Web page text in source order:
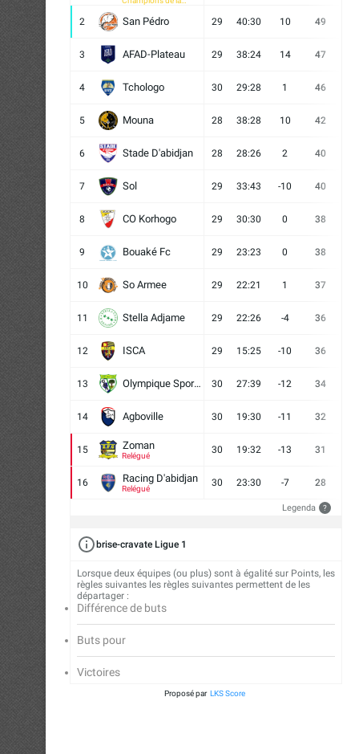
2 San Pédro 29 40:30 10 49
3 AFAD-Plateau 29 38:24 14 47
4 Tchologo 30 29:28 1 46
5 Mouna 28 38:28 10 42
6 Stade D'abidjan 28 28:26 2 40
7 Sol 29 33:43 -10 40
8 CO Korhogo 29 30:30 0 38
9 Bouaké Fc 29 23:23 0 38
10 So Armee 29 22:21 1 37
11 Stella Adjame 29 22:26 -4 36
12 ISCA 29 15:25 -10 36
13 Olympique Sport d'Abobo FC 30 27:39 -12 34
14 Agboville 30 19:30 -11 32
15 Zoman
Relégué
30 19:32 -13 31
16 Racing D'abidjan
Relégué
30 23:30 -7 28
Legenda ?
brise-cravate Ligue 1
Lorsque deux équipes (ou plus) sont à égalité sur Points, les
règles suivantes les règles suivantes permettent de les
départager :
Différence de buts
Buts pour
Victoires
Proposé par LKS Score